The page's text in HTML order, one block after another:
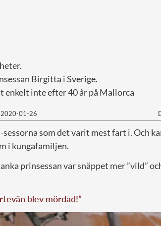
Birgitta i Sverige.
inte efter 40 år på Mallorca
2020-01-26
som det varit mest fart i. Och
i kungafamiljen.
prinsessan var snäppet mer ”vild”
blev mördad!”